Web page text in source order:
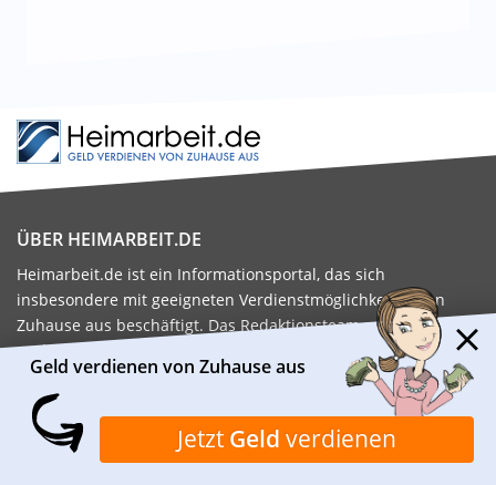
ÜBER HEIMARBEIT.DE
Heimarbeit.de ist ein Informationsportal, das sich
insbesondere mit geeigneten Verdienstmöglichkeiten von
Zuhause aus beschäftigt. Das Redaktionsteam recherchiert
und prüft täglich viele verschiedene Möglichkeiten, mit denen
man von Zuhause aus Geld verdienen kann.
Kontaktiere uns:kontakt@heimarbeit.de
GELD VERDIENEN
Geld verdienen von Zuhause aus
Jetzt Geld verdienen